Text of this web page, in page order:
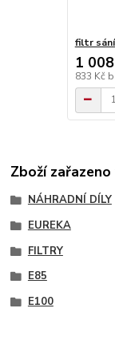
filtr sání
1
833 Kč
Zboží
NÁHRADNÍ DÍLY
EUREKA
FILTRY
E85
E100